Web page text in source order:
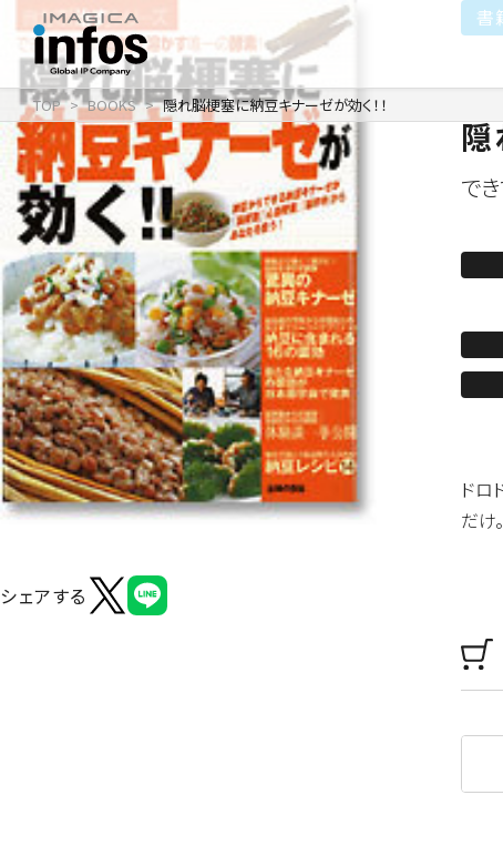
IP / MEDIA
事業紹介
出版事業
イベント事業／配信事
COMPANY
会社情報
企業理念
沿革
RECRUIT
採用情報
新卒採用
TOP BOOKS 隠れ脳梗塞に納豆キナーゼが効く！！
シェアする
書
隠
で
ドロ
だけ